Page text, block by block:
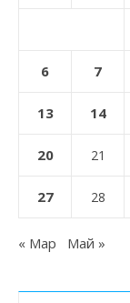
6 7
13 14
20 21
27 28
« Мар Май »